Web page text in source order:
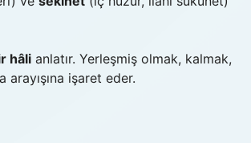
hâli anlatır. Yerleşmiş olmak, kalmak,
işaret eder.